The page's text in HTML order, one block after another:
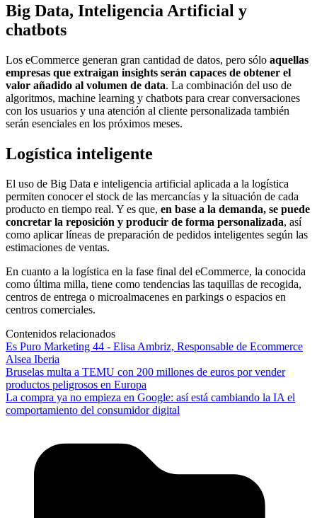
Big Data, Inteligencia Artificial y
chatbots
Los eCommerce generan gran cantidad de datos, pero sólo aquellas
empresas que extraigan insights serán capaces de obtener el
valor añadido al volumen de data. La combinación del uso de
algoritmos, machine learning y chatbots para crear conversaciones
con los usuarios y una atención al cliente personalizada también
serán esenciales en los próximos meses.
Logística inteligente
El uso de Big Data e inteligencia artificial aplicada a la logística
permiten conocer el stock de las mercancías y la situación de cada
producto en tiempo real. Y es que, en base a la demanda, se puede
concretar la reposición y producir de forma personalizada, así
como aplicar líneas de preparación de pedidos inteligentes según las
estimaciones de ventas.
En cuanto a la logística en la fase final del eCommerce, la conocida
como última milla, tiene como tendencias las taquillas de recogida,
centros de entrega o microalmacenes en parkings o espacios en
centros comerciales.
Contenidos relacionados
Es Puro Marketing 44 - Elisa Ambriz, Responsable de Ecommerce
Alsea Iberia
Bruselas multa a TEMU con 200 millones de euros por vender
productos peligrosos en Europa
La compra ya no empieza en Google: así está cambiando la IA el
comportamiento del consumidor digital